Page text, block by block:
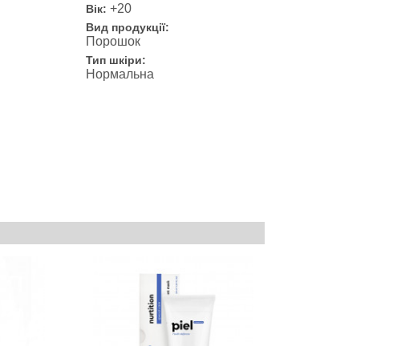
Вік: +20
Вид продукції:
Порошок
Тип шкіри:
Нормальна